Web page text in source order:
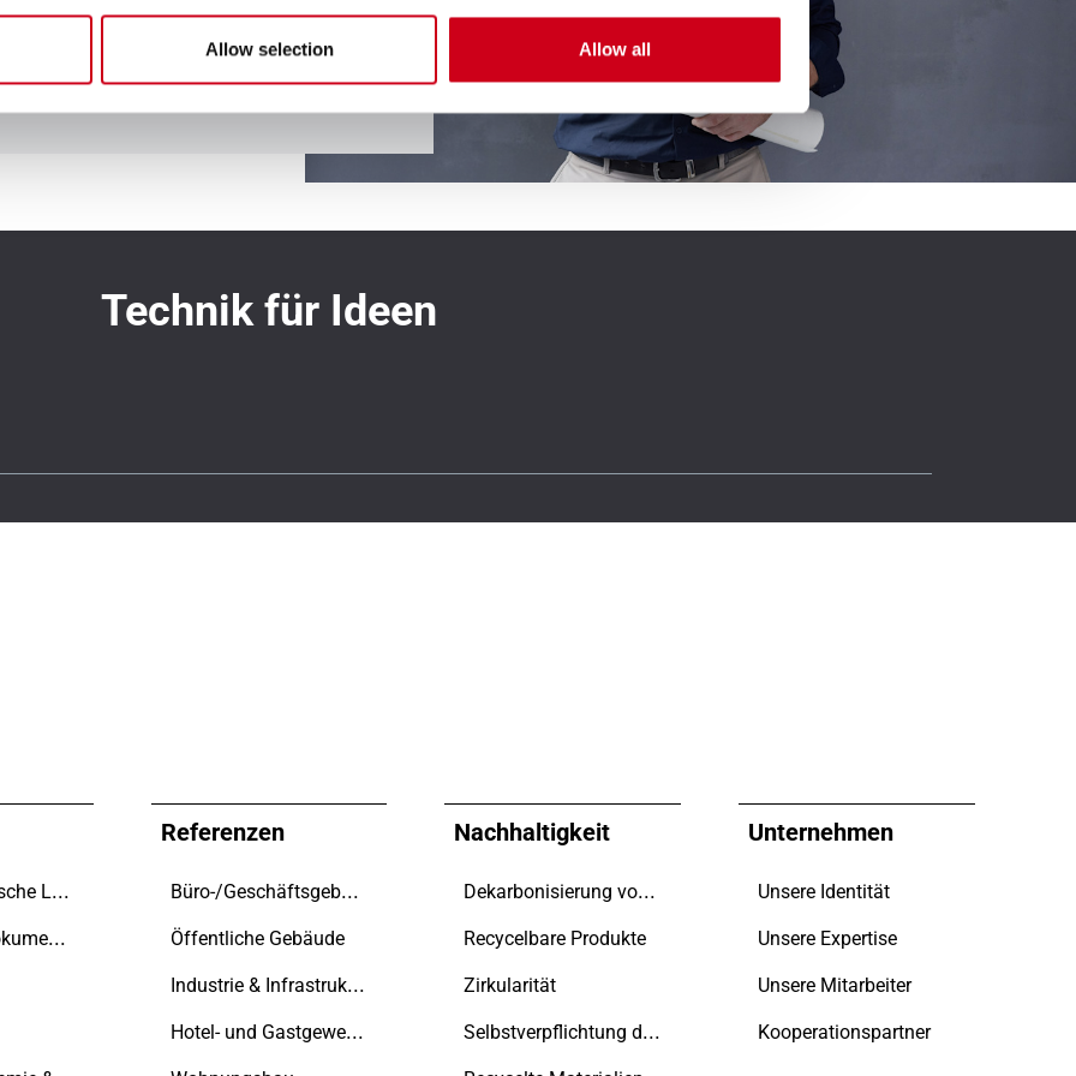
Allow selection Allow all
Technik für Ideen
Kundenspezifische Lösungen
Technische Dokumente
Referenzen
Büro-/Geschäftsgebäude
Öffentliche Gebäude
Industrie & Infrastruktur
Hotel- und Gastgewerbe
Nachhaltigkeit
Dekarbonisierung vorantreiben
Recycelbare Produkte
Zirkularität
Selbstverpflichtung des Unternehmens
Unternehmen
Unsere Identität
Unsere Expertise
Unsere Mitarbeiter
Kooperationspartner